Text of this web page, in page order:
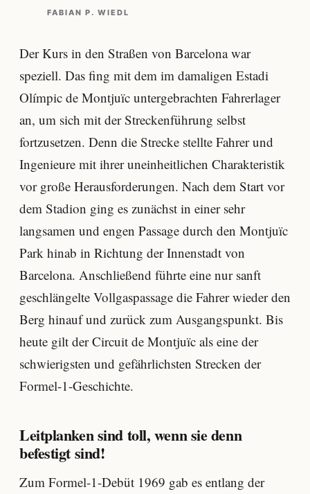
FABIAN P. WIEDL
Der Kurs in den Straßen von Barcelona war
speziell. Das fing mit dem im damaligen Estadi
Olímpic de Montjuïc untergebrachten Fahrerlager
an, um sich mit der Streckenführung selbst
fortzusetzen. Denn die Strecke stellte Fahrer und
Ingenieure mit ihrer uneinheitlichen Charakteristik
vor große Herausforderungen. Nach dem Start vor
dem Stadion ging es zunächst in einer sehr
langsamen und engen Passage durch den Montjuïc
Park hinab in Richtung der Innenstadt von
Barcelona. Anschließend führte eine nur sanft
geschlängelte Vollgaspassage die Fahrer wieder den
Berg hinauf und zurück zum Ausgangspunkt. Bis
heute gilt der Circuit de Montjuïc als eine der
schwierigsten und gefährlichsten Strecken der
Formel-1-Geschichte.
Leitplanken sind toll, wenn sie denn
befestigt sind!
Zum Formel-1-Debüt 1969 gab es entlang der